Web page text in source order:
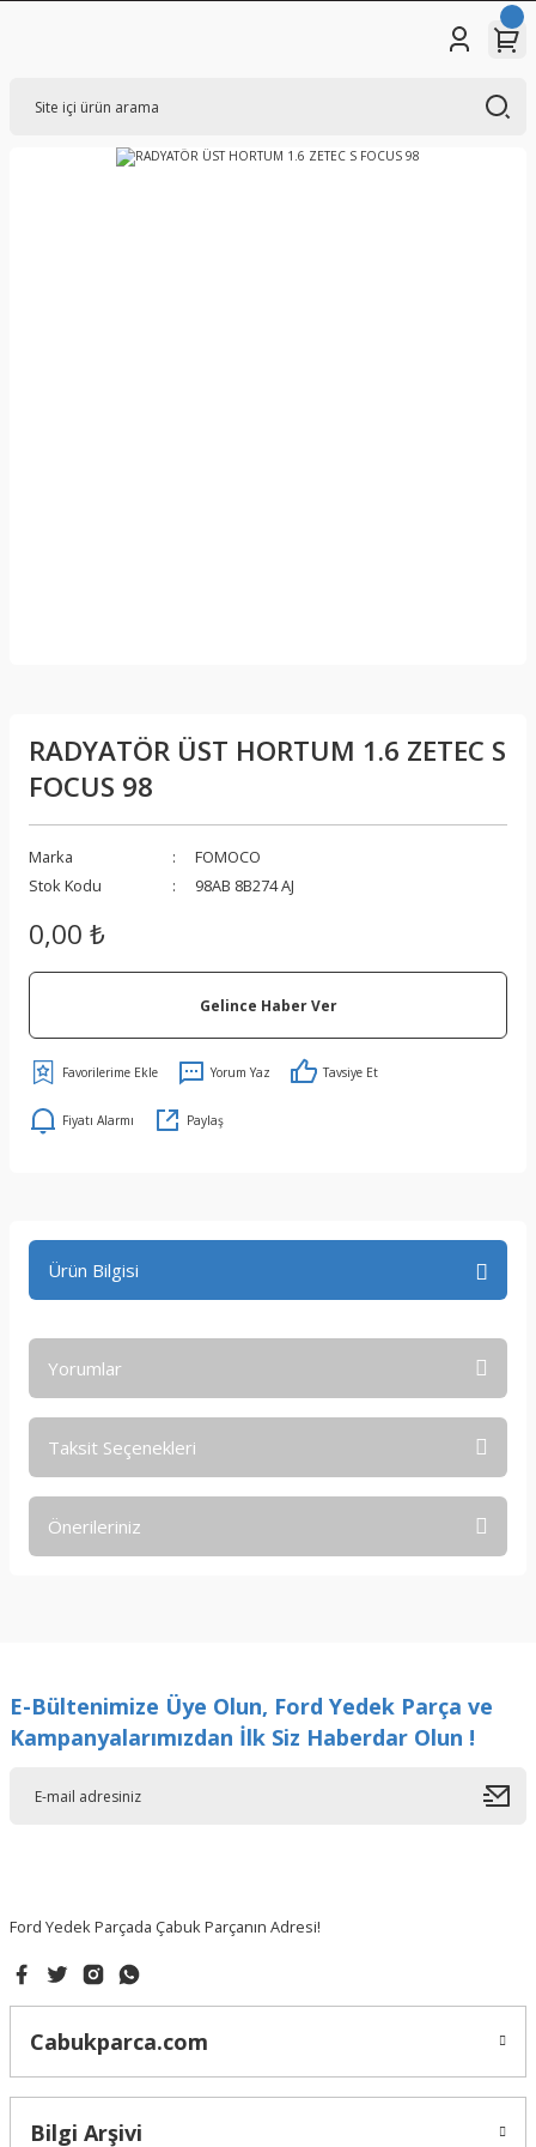
RADYATÖR ÜST HORTUM 1.6 ZETEC S
FOCUS 98
Marka
FOMOCO
Stok Kodu
98AB 8B274 AJ
0,00 ₺
Gelince Haber Ver
Yorum Yaz Tavsiye Et
Fiyatı Alarmı Paylaş
Ürün Bilgisi
Yorumlar
Taksit Seçenekleri
Önerileriniz
Ürün resmi kalitesiz, bozuk veya görüntülenemiyor.
Ürün açıklamasında eksik bilgiler bulunuyor.
Gönder
E-Bültenimize Üye Olun, Ford Yedek Parça ve
Kampanyalarımızdan İlk Siz Haberdar Olun !
Ford Yedek Parçada Çabuk Parçanın Adresi!
Cabukparca.com
Bilgi Arşivi